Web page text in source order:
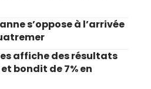
s’oppose à l’arrivée
affiche des résultats
bondit de 7% en